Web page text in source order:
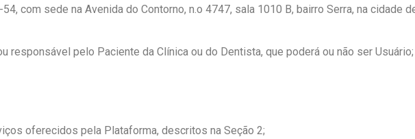
com sede na Avenida do Contorno, n.o 4747, sala 1010 B, bairro Serra, na cidade
responsável pelo Paciente da Clínica ou do Dentista, que poderá ou não ser Usuário;
oferecidos pela Plataforma, descritos na Seção 2;